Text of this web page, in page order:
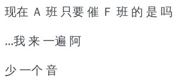
现在 Ａ 班 只要 催 Ｆ 班 的 是 吗
...我 来 一遍 阿
少 一个 音